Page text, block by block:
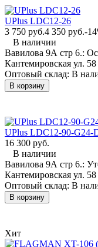
UPlus LDC12-26
3 750 руб.4 350 руб.-
В наличии
Вавилова 9А стр 6.:
Кантемировская ул.
Оптовый склад: В
В корзину
UPlus LDC12-90-G24-
16 300 руб.
В наличии
Вавилова 9А стр 6.:
Кантемировская ул.
Оптовый склад: В
В корзину
Хит